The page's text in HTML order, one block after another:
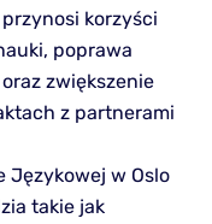
korzyści
poprawa
zwiększenie
z partnerami
Językowej w Oslo
takie jak